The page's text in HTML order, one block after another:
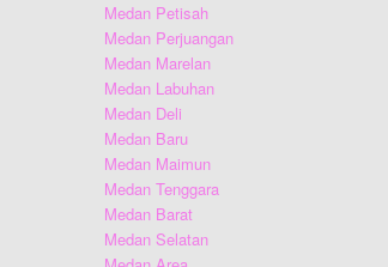
Medan Petisah
Medan Perjuangan
Medan Marelan
Medan Labuhan
Medan Deli
Medan Baru
Medan Maimun
Medan Tenggara
Medan Barat
Medan Selatan